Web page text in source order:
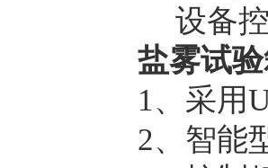
设备
盐雾试
1、 采用
2、 智能